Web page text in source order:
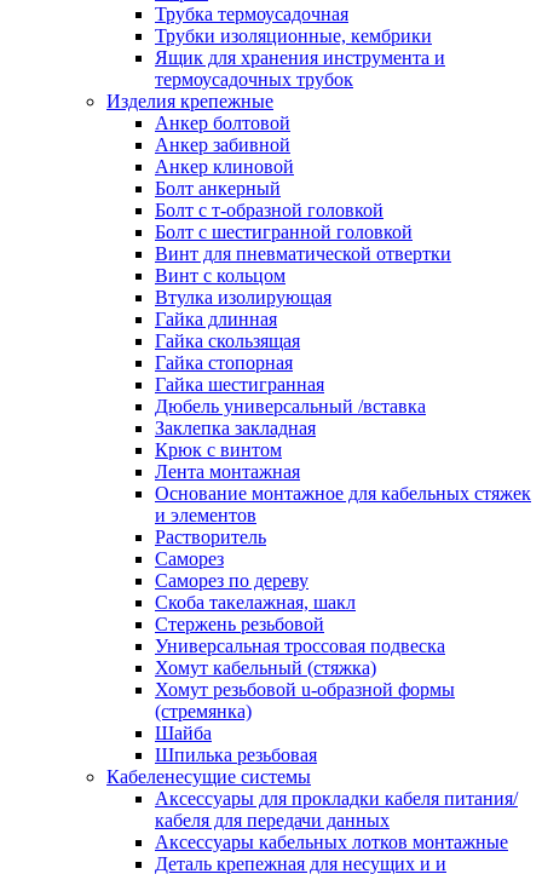
Зажим кабельный для кабель-
Кабель-канал
Кабель-канал напольный
Кабель-канал настенный
Коробка монтажная для
кабель-канала
Коробка распределительная для
кабель-каналов
Крышка для настенного кабель-
Панель лицевая для настенного
канала
Перегородка разделительная для
настенного кабель-канала
Переходник для кабель-канала
Поворот для кабель-канала
Поворот для настенного кабель-
Рамка для ввода настенного
канала в стену/потолок/щит
Соединитель на стык для
кабель-канала
Соединитель/накладка на стык для
кабель-канала
Угол внешний для кабель-канала
Угол внешний для настенного
канала
Угол т-образный для кабель-
Колодки клеммные
Аксессуары для клеммной
Колодка заземления клеммная
Нулевая шина
Одно-многополюсная клеммная
разделительная для клеммной
Проходная клеммная колодка
Торцевая клемма клеммной
Короба кабельные
Короб распределительный
Материал монтажный
Трубка термоусадочная
Трубки изоляционные, кембрики
Ящик для хранения инструмента и
термоусадочных трубок
Изделия крепежные
Анкер болтовой
Анкер забивной
Анкер клиновой
Болт анкерный
Болт с т-образной головкой
Болт с шестигранной головкой
Винт для пневматической отвертки
Винт с кольцом
Втулка изолирующая
Гайка длинная
Гайка скользящая
Гайка стопорная
Гайка шестигранная
Дюбель универсальный /вставка
Заклепка закладная
Крюк с винтом
Лента монтажная
Основание монтажное для кабельных стяжек
и элементов
Растворитель
Саморез
Саморез по дереву
Скоба такелажная, шакл
Стержень резьбовой
Универсальная троссовая подвеска
Хомут кабельный (стяжка)
Хомут резьбовой u-образной формы
(стремянка)
Шайба
Шпилька резьбовая
Кабеленесущие системы
Аксессуары для прокладки кабеля питания/
кабеля для передачи данных
Аксессуары кабельных лотков монтажные
Деталь крепежная для несущих и и